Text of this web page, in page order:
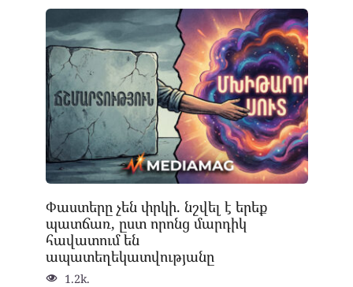
Փաստերը չեն փրկի. նշվել է երեք
պատճառ, ըստ որոնց մարդիկ
հավատում են
ապատեղեկատվությանը
1.2k.